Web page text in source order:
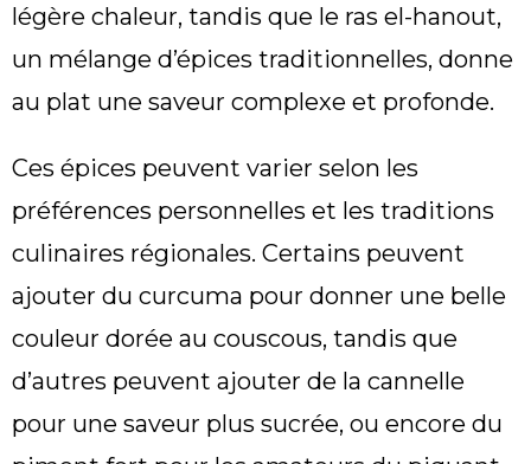
légère chaleur, tandis que le ras el-hanout,
un mélange d’épices traditionnelles, donne
au plat une saveur complexe et profonde.
Ces épices peuvent varier selon les
préférences personnelles et les traditions
culinaires régionales. Certains peuvent
ajouter du curcuma pour donner une belle
couleur dorée au couscous, tandis que
d’autres peuvent ajouter de la cannelle
pour une saveur plus sucrée, ou encore du